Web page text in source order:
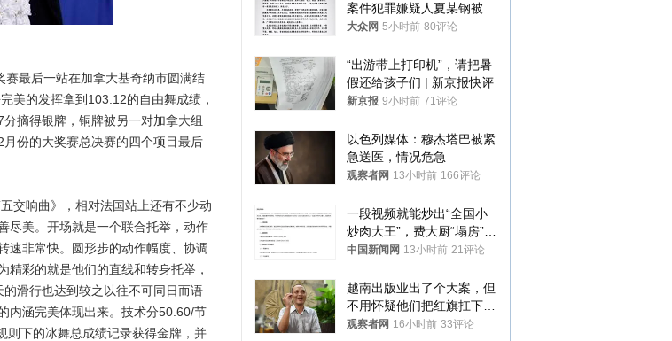
最后一站在加拿大基奇纳市圆满结
美的发挥拿到103.12的自由舞成绩，
摘得银牌，铜牌被另一对加拿大组
份的大奖赛总决赛的四个项目最后
响曲》，相对法国站上还有不少动
尽美。开场就是一个联合托举，动作
速非常快。圆形步的动作幅度、协调
彩的就是他们的直线和转身托举，
滑行也达到较之以往不可同日而语
内涵完美体现出来。技术分50.60/节
则下的冰舞总成绩记录获得金牌，并
案件犯罪嫌疑人夏某钢被抓
获
大众网 5小时前 80评论
“出游带上打印机”，请把暑
假还给孩子们 | 新京报快评
新京报 9小时前 71评论
以色列媒体：穆杰塔巴被紧
急送医，情况危急
观察者网 13小时前 166评论
一段视频就能炒出“全国小
炒肉大王”，费大厨“塌房”了
吗？
中国新闻网 13小时前 21评论
越南出版业出了个大案，但
不用怀疑他们把红旗扛下去
的决心
观察者网 16小时前 33评论